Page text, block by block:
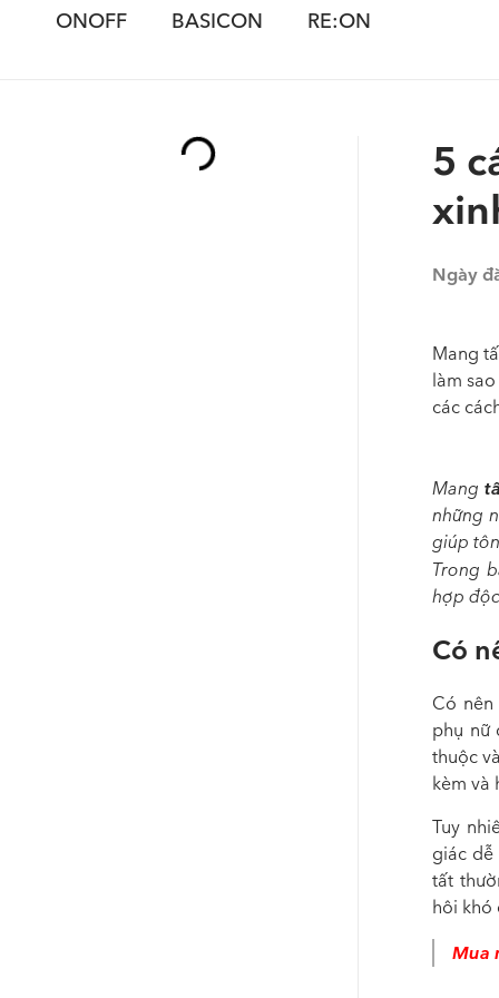
ONOFF BASICON RE:ON
5
Ngày
Mang
làm
các
Mang t
những
giúp
Trong
hợp
Có
Có
phụ nữ
thuộc
kèm và
Tuy
giác
tất
hôi khó
Mua